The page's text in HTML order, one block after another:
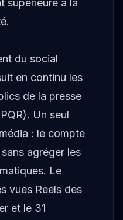
supérieure à la
du social
en continu les
de la presse
Un seul
: le compte
agréger les
Le
vues Reels des
et le 31